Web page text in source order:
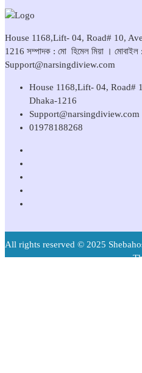
House 1168,Lift- 04, Road# 10,
1216 সম্পাদক : মো হিমেল মিয়া ।
Support@narsingdiview.com
House 1168,Lift- 04, Road#
Dhaka-1216
Support@narsingdiview.com
01978188268
All rights reserved © 2025